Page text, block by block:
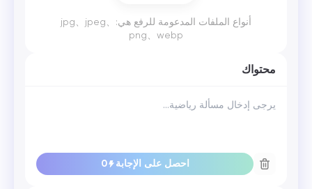
أنواع الملفات المدعومة للرفع هي:jpg、jpeg、
png、webp
محتواك
احصل على الإجابة 0